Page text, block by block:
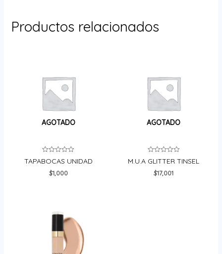
Productos relacionados
AGOTADO
Valorado
en
TAPABOCAS UNIDAD
$1,000
AGOTADO
Valorado
en
M.U.A GLITTER TINSEL
$17,001